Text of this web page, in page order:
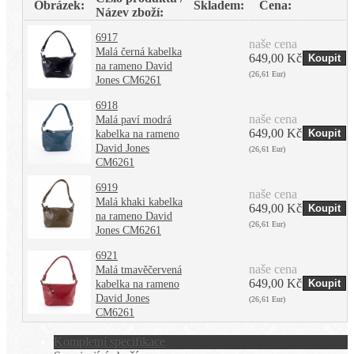
Obrázek:
Název zboží:
Skladem: Cena:
6917
Malá černá kabelka
na rameno David
Jones CM6261
naše cena
649,00 Kč
(26,61 Eur)
6918
Malá paví modrá
kabelka na rameno
David Jones
CM6261
naše cena
649,00 Kč
(26,61 Eur)
6919
Malá khaki kabelka
na rameno David
Jones CM6261
naše cena
649,00 Kč
(26,61 Eur)
6921
Malá tmavěčervená
kabelka na rameno
David Jones
CM6261
naše cena
649,00 Kč
(26,61 Eur)
Kompletní specifikace